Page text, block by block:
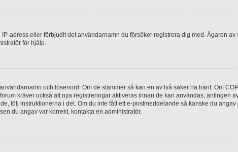
adress eller förbjudit det användarnamn du försöker registrera dig med. Ägaren
för hjälp.
och lösenord. Om de stämmer så kan en av två saker ha hänt. Om
kräver också att nya registreringar aktiveras innan de kan användas, antingen
följ instruktionerna i det. Om du inte fått ett e-postmeddelande så kanske du
du angav var korrekt, kontakta en administratör.